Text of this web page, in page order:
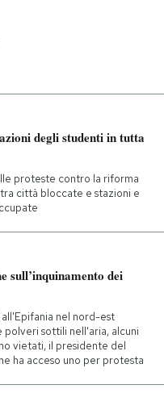
degli studenti in tutta
proteste contro la riforma
città bloccate e stazioni e
sull’inquinamento dei
nel nord-est
polveri sottili nell'aria, alcuni
vietati, il presidente del
ha acceso uno per protesta